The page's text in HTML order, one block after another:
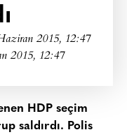
2015, 12:47
2015, 12:47
HDP seçim
saldırdı. Polis